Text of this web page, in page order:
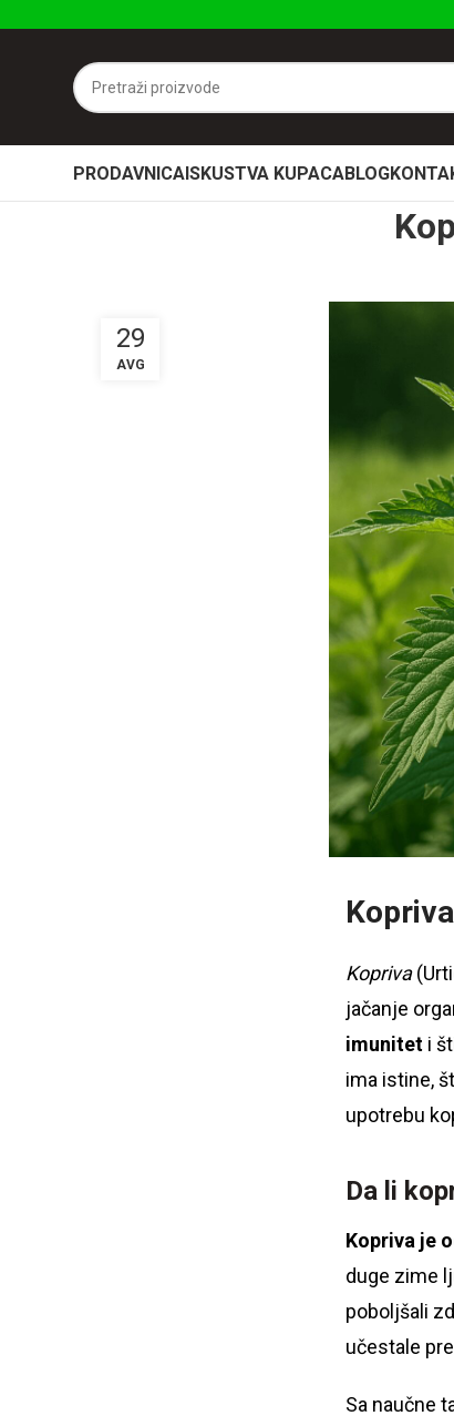
PRODAVNICAISKUSTVA KUPACABLOG
29
AVG
Kopriva
jačanje
imunitet i
ima istine,
upotrebu
Da li
Kopriva je
duge zime
poboljšali
učestale
Sa naučne